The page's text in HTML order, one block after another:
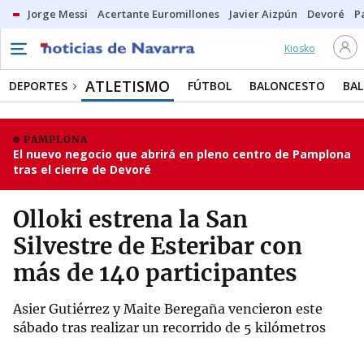
Jorge Messi Acertante Euromillones Javier Aizpún Devoré
Kiosko
DEPORTES ATLETISMO FÚTBOL BALONCESTO
PAMPLONA
El nuevo negocio que abrirá en pleno centro de Pamplona
tras el cierre de Devoré
Olloki estrena la San
Silvestre de Esteribar con
más de 140 participantes
Asier Gutiérrez y Maite Beregaña vencieron este
sábado tras realizar un recorrido de 5 kilómetros